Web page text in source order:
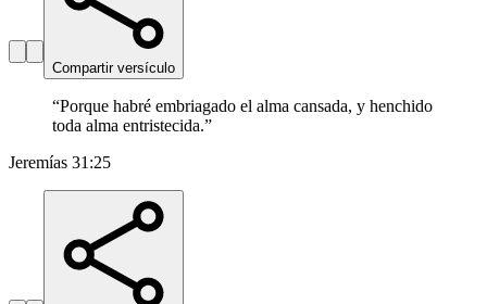
Compartir versículo
“Porque habré embriagado el alma cansada, y henchido
toda alma entristecida.”
Jeremías 31:25